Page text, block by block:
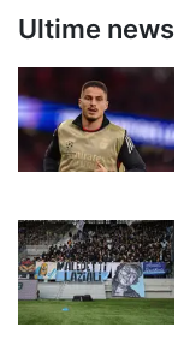
Ultime news